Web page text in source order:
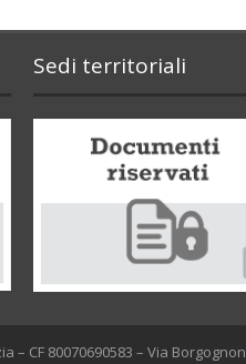
Sedi territoriali
80070690583 – Via